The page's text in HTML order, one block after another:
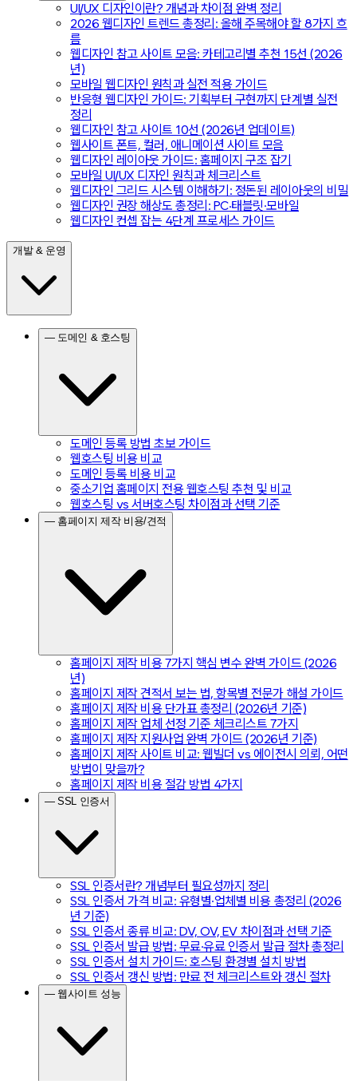
UI/UX 디자인이란? 개념과 차이점 완벽 정리
2026 웹디자인 트렌드 총정리: 올해 주목해야 할 8가지 흐
름
웹디자인 참고 사이트 모음: 카테고리별 추천 15선 (2026
년)
모바일 웹디자인 원칙과 실전 적용 가이드
반응형 웹디자인 가이드: 기획부터 구현까지 단계별 실전
정리
웹디자인 참고 사이트 10선 (2026년 업데이트)
웹사이트 폰트, 컬러, 애니메이션 사이트 모음
웹디자인 레이아웃 가이드: 홈페이지 구조 잡기
모바일 UI/UX 디자인 원칙과 체크리스트
웹디자인 그리드 시스템 이해하기: 정돈된 레이아웃의 비밀
웹디자인 권장 해상도 총정리: PC·태블릿·모바일
웹디자인 컨셉 잡는 4단계 프로세스 가이드
개발 & 운영
— 도메인 & 호스팅
도메인 등록 방법 초보 가이드
웹호스팅 비용 비교
도메인 등록 비용 비교
중소기업 홈페이지 전용 웹호스팅 추천 및 비교
웹호스팅 vs 서버호스팅 차이점과 선택 기준
— 홈페이지 제작 비용/견적
홈페이지 제작 비용 7가지 핵심 변수 완벽 가이드 (2026
년)
홈페이지 제작 견적서 보는 법, 항목별 전문가 해설 가이드
홈페이지 제작 비용 단가표 총정리 (2026년 기준)
홈페이지 제작 업체 선정 기준 체크리스트 7가지
홈페이지 제작 지원사업 완벽 가이드 (2026년 기준)
홈페이지 제작 사이트 비교: 웹빌더 vs 에이전시 의뢰, 어떤
방법이 맞을까?
홈페이지 제작 비용 절감 방법 4가지
— SSL 인증서
SSL 인증서란? 개념부터 필요성까지 정리
SSL 인증서 가격 비교: 유형별·업체별 비용 총정리 (2026
년 기준)
SSL 인증서 종류 비교: DV, OV, EV 차이점과 선택 기준
SSL 인증서 발급 방법: 무료·유료 인증서 발급 절차 총정리
SSL 인증서 설치 가이드: 호스팅 환경별 설치 방법
SSL 인증서 갱신 방법: 만료 전 체크리스트와 갱신 절차
— 웹사이트 성능